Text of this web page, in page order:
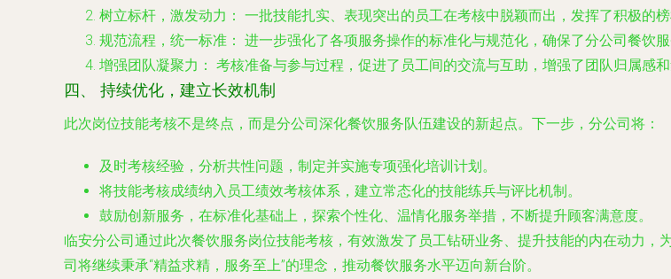
树立标杆，激发动力： 一批技能扎实、表现突出的员工在考核中脱颖而出，发挥了积极的
规范流程，统一标准： 进一步强化了各项服务操作的标准化与规范化，确保了分公司餐饮服
增强团队凝聚力： 考核准备与参与过程，促进了员工间的交流与互助，增强了团队归属感和
四、 持续优化，建立长效机制
此次岗位技能考核不是终点，而是分公司深化餐饮服务队伍建设的新起点。下一步，分公司将：
及时考核经验，分析共性问题，制定并实施专项强化培训计划。
将技能考核成绩纳入员工绩效考核体系，建立常态化的技能练兵与评比机制。
鼓励创新服务，在标准化基础上，探索个性化、温情化服务举措，不断提升顾客满意度。
临安分公司通过此次餐饮服务岗位技能考核，有效激发了员工钻研业务、提升技能的内在动力
司将继续秉承“精益求精，服务至上”的理念，推动餐饮服务水平迈向新台阶。